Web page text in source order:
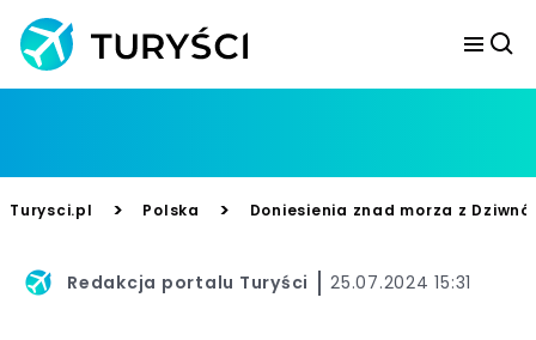
Turysci.pl > Polska > Doniesienia znad morza z
Redakcja portalu Turyści 25.07.2024 15:31